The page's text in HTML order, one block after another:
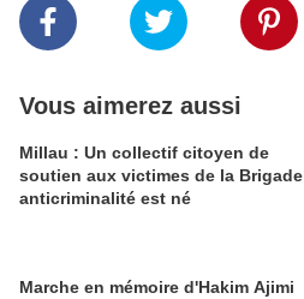
Vous aimerez aussi
Millau : Un collectif citoyen de
soutien aux victimes de la Brigade
anticriminalité est né
Marche en mémoire d'Hakim Ajimi